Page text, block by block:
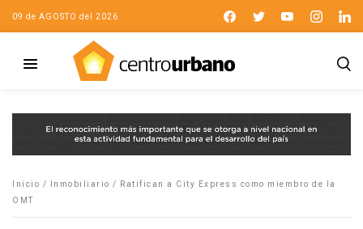
09 de AGOSTO del 2026
Inicio / Inmobiliario /
Ratifican a City Express como miembro de la
OMT